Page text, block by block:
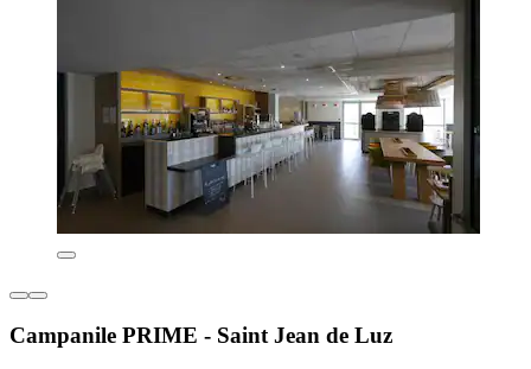
Campanile PRIME - Saint Jean de Luz